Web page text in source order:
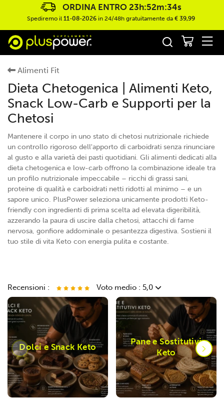
ORDINA ENTRO 23h:52m:32s
Spediremo il 11-08-2026in 24/48h gratuitamente da € 39,99
Alimenti Fit
Dieta Chetogenica | Alimenti Keto,
Snack Low-Carb e Supporti per la
Chetosi
Mantenere il corpo in uno stato di chetosi nutrizionale richiede
un controllo rigoroso dell'apporto di carboidrati senza rinunciare
al gusto e alla varietà dei pasti quotidiani. Gli alimenti dedicati alla
dieta chetogenica e low-carb offrono la combinazione ideale tra
un profilo nutrizionale impeccabile – ricchi di grassi sani,
proteine di qualità e carboidrati netti ridotti al minimo – e un
sapore unico. PlusPower seleziona unicamente prodotti Keto-
friendly con ingredienti di prima scelta ad elevata digeribilità,
azzerando la paura di uscire dalla chetosi, attacchi di fame
nervosa, gonfiore addominale o pesantezza digestiva. Sostieni il
tuo stile di vita Keto con energia pulita e costante.
Recensioni : Voto medio : 5,0
Frollino Hi-Pro con Gocce di Cioccolato 120g
Ottimo prodotto sia in termini di ingredienti che valori nutrizionali.
Consegna rapida e prezzo top!
Dolci e Snack Keto
Pane e Sostitutivi
Keto